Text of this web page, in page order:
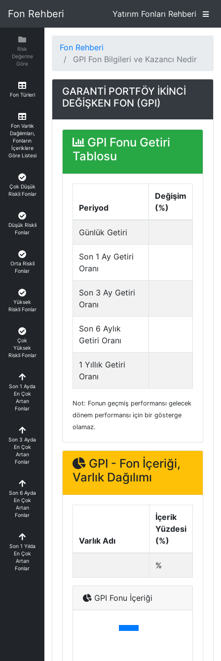
Fon Rehberi Yatırım Fonları Rehberi
Risk
Değerine
Göre
Fon Türleri
Fon Varlık
Dağılımları,
Fonların
İçeriklere
Göre Listesi
Çok Düşük
Riskli Fonlar
Düşük Riskli
Fonlar
Orta Riskli
Fonlar
Yüksek
Riskli Fonlar
Çok
Yüksek
Riskli Fonlar
Son 1 Ayda
En Çok
Artan
Fonlar
Son 3 Ayda
En Çok
Artan
Fonlar
Son 6 Ayda
En Çok
Artan
Fonlar
Son 1 Yılda
En Çok
Artan
Fonlar
Fon Rehberi
GPI Fon Bilgileri ve Kazancı Nedir
GARANTİ PORTFÖY İKİNCİ
DEĞİŞKEN FON (GPI)
GPI Fonu Getiri
Tablosu
Periyod
Değişim
(%)
Günlük Getiri
Son 1 Ay Getiri
Oranı
Son 3 Ay Getiri
Oranı
Son 6 Aylık
Getiri Oranı
1 Yıllık Getiri
Oranı
Not: Fonun geçmiş performansı gelecek
dönem performansı için bir gösterge
olamaz.
GPI - Fon İçeriği,
Varlık Dağılımı
Varlık Adı
İçerik
Yüzdesi
(%)
%
GPI Fonu İçeriği